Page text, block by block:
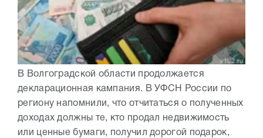
В Волгоградской области продолжается
декларационная кампания. В УФСН России по
региону напомнили, что отчитаться о полученных
доходах должны те, кто продал недвижимость
или ценные бумаги, получил дорогой подарок,